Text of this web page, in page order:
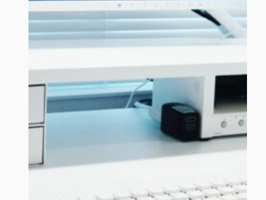
Keychron K3 Non-Backlightモデル レビュー